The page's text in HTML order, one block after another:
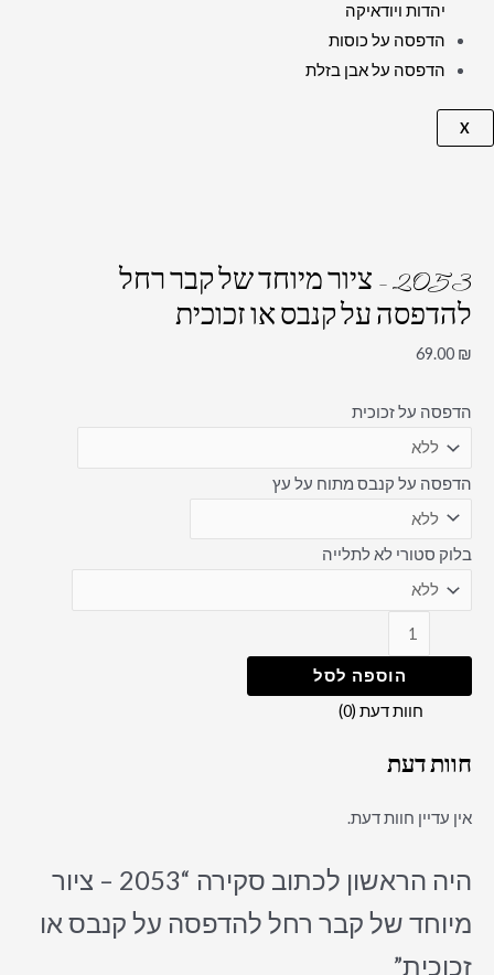
יהדות ויודאיקה
הדפסה על כוסות
הדפסה על אבן בזלת
X
2053 – ציור מיוחד של קבר רחל
להדפסה על קנבס או זכוכית
69.00 ₪
הדפסה על זכוכית
הדפסה על קנבס מתוח על עץ
בלוק סטורי לא לתלייה
הוספה לסל
חוות דעת (0)
חוות דעת
אין עדיין חוות דעת.
היה הראשון לכתוב סקירה “2053 – ציור
מיוחד של קבר רחל להדפסה על קנבס או
זכוכית”